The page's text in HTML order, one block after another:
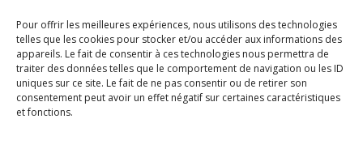
Pour offrir les meilleures expériences, nous utilisons des technologies
telles que les cookies pour stocker et/ou accéder aux informations des
appareils. Le fait de consentir à ces technologies nous permettra de
traiter des données telles que le comportement de navigation ou les ID
uniques sur ce site. Le fait de ne pas consentir ou de retirer son
consentement peut avoir un effet négatif sur certaines caractéristiques
et fonctions.
Pour allez plus loin...
PHOTOGRAPHIE
GRAPHISME